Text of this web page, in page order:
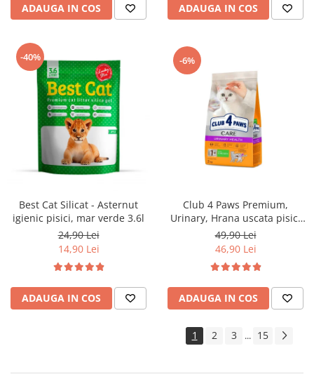
ADAUGA IN COS ADAUGA IN COS
-40%
Best Cat Silicat - Asternut
igienic pisici, mar verde 3.6l
24,90 Lei
14,90 Lei
ADAUGA IN COS
-6%
Club 4 Paws Premium,
Urinary, Hrana uscata pisici
adulte, 2kg
49,90 Lei
46,90 Lei
ADAUGA IN COS
1 2 3 ... 15